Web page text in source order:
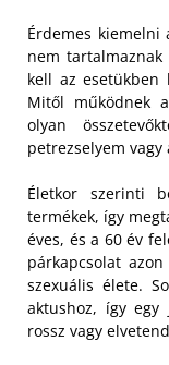
Érdemes kiemelni
nem tartalmaznak
kell az esetükben
Mitől működnek
olyan
petrezselyem vagy
Életkor szerinti
termékek, így
éves, és a 60 év
párkapcsolat
szexuális élete.
aktushoz, így egy
rossz vagy